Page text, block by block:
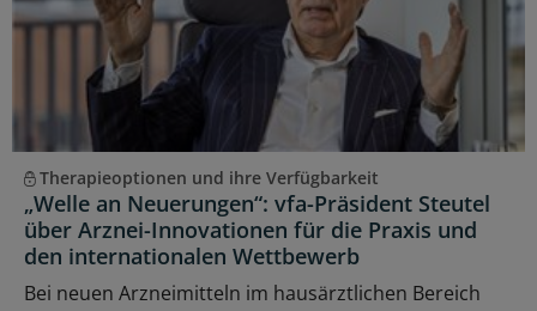
Therapieoptionen und ihre Verfügbarkeit
„Welle an Neuerungen“: vfa-Präsident Steutel
über Arznei-Innovationen für die Praxis und
den internationalen Wettbewerb
Bei neuen Arzneimitteln im hausärztlichen Bereich